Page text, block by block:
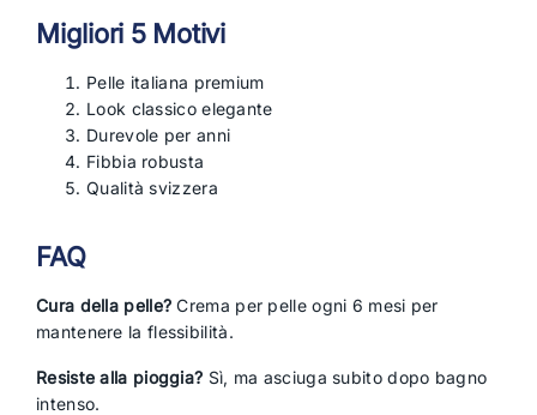
Migliori 5 Motivi
Pelle italiana premium
Look classico elegante
Durevole per anni
Fibbia robusta
Qualità svizzera
FAQ
Cura della pelle? Crema per pelle ogni 6 mesi per
mantenere la flessibilità.
Resiste alla pioggia? Sì, ma asciuga subito dopo bagno
intenso.